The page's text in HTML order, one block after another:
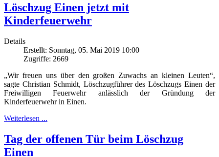
Löschzug Einen jetzt mit
Kinderfeuerwehr
Details
Erstellt: Sonntag, 05. Mai 2019 10:00
Zugriffe: 2669
„Wir freuen uns über den großen Zuwachs an kleinen Leuten“,
sagte Christian Schmidt, Löschzugführer des Löschzugs Einen der
Freiwilligen Feuerwehr anlässlich der Gründung der
Kinderfeuerwehr in Einen.
Weiterlesen ...
Tag der offenen Tür beim Löschzug
Einen